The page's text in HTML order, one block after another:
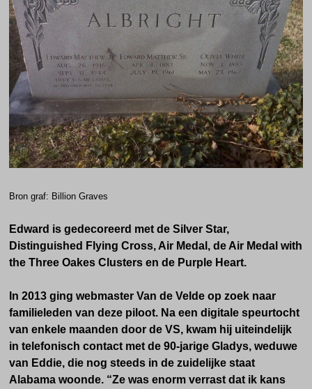
Bron graf: Billion Graves
Edward is gedecoreerd met de Silver Star,
Distinguished Flying Cross, Air Medal, de Air Medal with
the Three Oakes Clusters en de Purple Heart.
In 2013 ging webmaster Van de Velde op zoek naar
familieleden van deze piloot. Na een digitale speurtocht
van enkele maanden door de VS, kwam hij uiteindelijk
in telefonisch contact met de 90-jarige Gladys, weduwe
van Eddie, die nog steeds in de zuidelijke staat
Alabama woonde. “Ze was enorm verrast dat ik kans